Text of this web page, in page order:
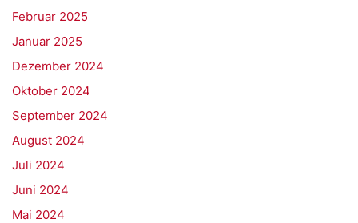
Februar 2025
Januar 2025
Dezember 2024
Oktober 2024
September 2024
August 2024
Juli 2024
Juni 2024
Mai 2024